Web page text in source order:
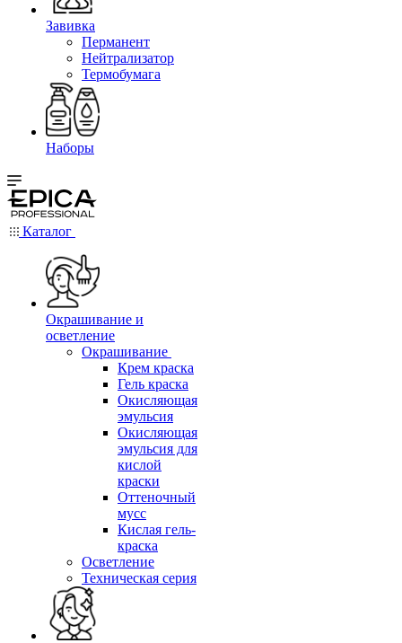
Завивка
Перманент
Нейтрализатор
Термобумага
Наборы
Каталог
Окрашивание и
осветление
Окрашивание
Крем краска
Гель краска
Окисляющая
эмульсия
Окисляющая
эмульсия для
кислой
краски
Оттеночный
мусс
Кислая гель-
краска
Осветление
Техническая серия